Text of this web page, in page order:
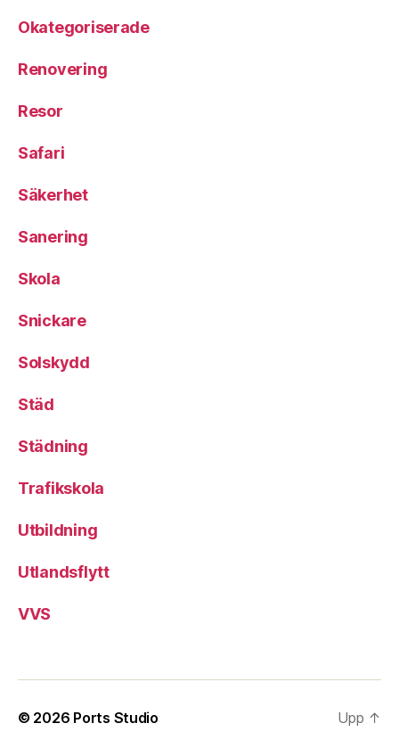
Okategoriserade
Renovering
Resor
Safari
Säkerhet
Sanering
Skola
Snickare
Solskydd
Städ
Städning
Trafikskola
Utbildning
Utlandsflytt
VVS
© 2026 Ports Studio Upp ↑